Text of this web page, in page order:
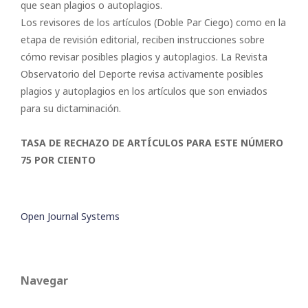
que sean plagios o autoplagios.
Los revisores de los artículos (Doble Par Ciego) como en la
etapa de revisión editorial, reciben instrucciones sobre
cómo revisar posibles plagios y autoplagios. La Revista
Observatorio del Deporte revisa activamente posibles
plagios y autoplagios en los artículos que son enviados
para su dictaminación.
TASA DE RECHAZO DE ARTÍCULOS PARA ESTE NÚMERO
75 POR CIENTO
Open Journal Systems
Navegar